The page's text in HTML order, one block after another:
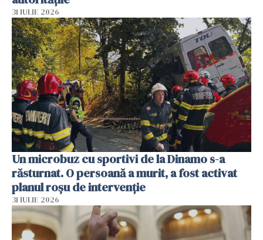
31 IULIE 2026
Un microbuz cu sportivi de la Dinamo s-a
răsturnat. O persoană a murit, a fost activat
planul roșu de intervenție
31 IULIE 2026